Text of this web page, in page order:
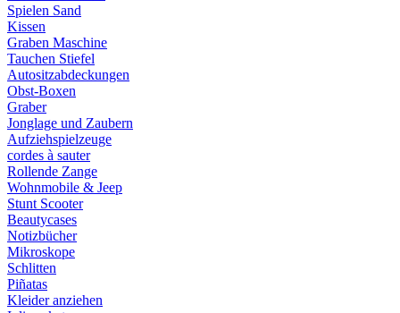
Spielen Sand
Kissen
Graben Maschine
Tauchen Stiefel
Autositzabdeckungen
Obst-Boxen
Graber
Jonglage und Zaubern
Aufziehspielzeuge
cordes à sauter
Rollende Zange
Wohnmobile & Jeep
Stunt Scooter
Beautycases
Notizbücher
Mikroskope
Schlitten
Piñatas
Kleider anziehen